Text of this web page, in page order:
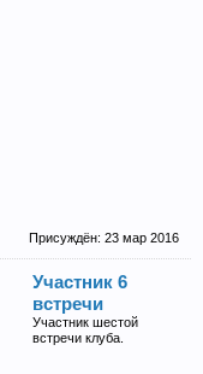
Присуждён: 23 мар 2016
Участник 6
встречи
Участник шестой
встречи клуба.